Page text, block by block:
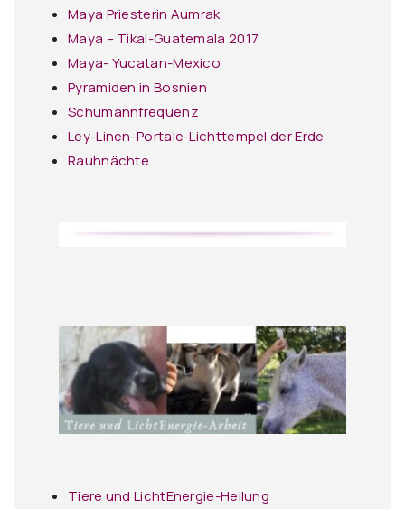
Maya Priesterin Aumrak
Maya – Tikal-Guatemala 2017
Maya- Yucatan-Mexico
Pyramiden in Bosnien
Schumannfrequenz
Ley-Linen-Portale-Lichttempel der Erde
Rauhnächte
Tiere und LichtEnergie-Heilung